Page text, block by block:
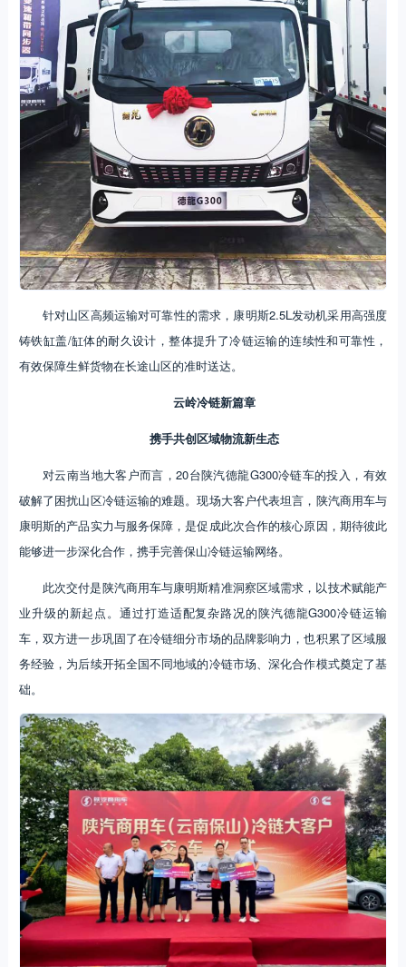
针对山区高频运输对可靠性的需求，康明斯2.5L发动机采用高强度
铸铁缸盖/缸体的耐久设计，整体提升了冷链运输的连续性和可靠性，
有效保障生鲜货物在长途山区的准时送达。
云岭冷链新篇章
携手共创区域物流新生态
对云南当地大客户而言，20台陕汽德龍G300冷链车的投入，有效
破解了困扰山区冷链运输的难题。现场大客户代表坦言，陕汽商用车与
康明斯的产品实力与服务保障，是促成此次合作的核心原因，期待彼此
能够进一步深化合作，携手完善保山冷链运输网络。
此次交付是陕汽商用车与康明斯精准洞察区域需求，以技术赋能产
业升级的新起点。通过打造适配复杂路况的陕汽德龍G300冷链运输
车，双方进一步巩固了在冷链细分市场的品牌影响力，也积累了区域服
务经验，为后续开拓全国不同地域的冷链市场、深化合作模式奠定了基
础。